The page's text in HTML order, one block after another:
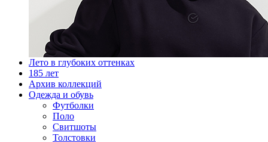
Лето в глубоких оттенках
185 лет
Архив коллекций
Одежда и обувь
Футболки
Поло
Свитшоты
Толстовки